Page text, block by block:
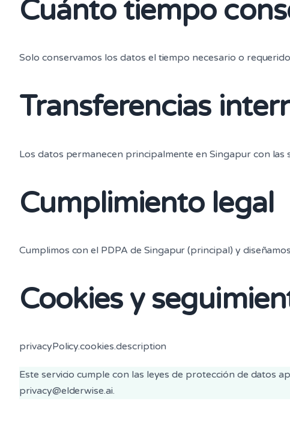
Cuánto tiempo
Solo conservamos los datos el tiempo necesario o
Transferencias
Los datos permanecen principalmente en Singapur con
Cumplimiento legal
Cumplimos con el PDPA de Singapur (principal) y
Cookies y
privacyPolicy.cookies.description
Este servicio cumple con las leyes de protección de datos
privacy@elderwise.ai.